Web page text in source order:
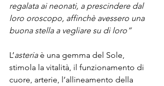
regalata ai neonati, a prescindere dal
loro oroscopo, affinchè avessero una
buona stella a vegliare su di loro”
L’asteria è una gemma del Sole,
stimola la vitalità, il funzionamento di
cuore, arterie, l’allineamento della